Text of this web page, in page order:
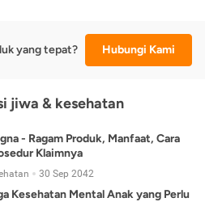
yang tepat? Hubungi Kami
jiwa & kesehatan
- Ragam Produk, Manfaat, Cara
Klaimnya
30 Sep 2042
Kesehatan Mental Anak yang Perlu